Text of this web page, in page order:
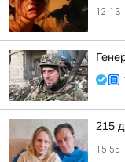
12:13
215
15:55